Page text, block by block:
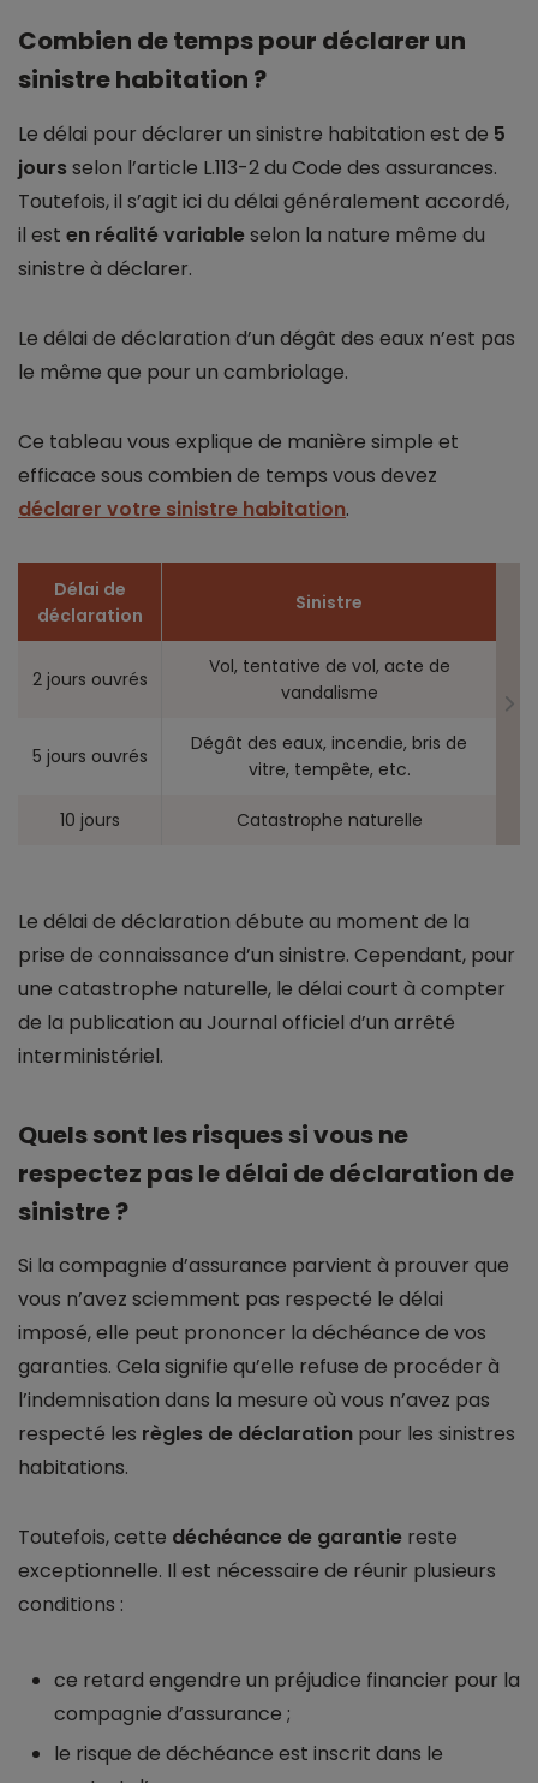
Combien de temps pour déclarer un
sinistre habitation ?
Le délai pour déclarer un sinistre habitation est de 5
joursselon l’article L.113-2 du Code des assurances.
Toutefois, il s’agit ici du délai généralement accordé,
il est en réalité variableselon la nature même du
sinistre à déclarer.
Le délai de déclaration d’un dégât des eaux n’est pas
le même que pour un cambriolage.
Ce tableau vous explique de manière simple et
efficace sous combien de temps vous devez
déclarer votre sinistre habitation.
Délai de
déclaration
Sinistre
2 jours ouvrés
Vol, tentative de vol, acte de
vandalisme
5 jours ouvrés
Dégât des eaux, incendie, bris de
vitre, tempête, etc.
10 jours Catastrophe naturelle
Le délai de déclaration débute au moment de la
prise de connaissance d’un sinistre. Cependant, pour
une catastrophe naturelle, le délai court à compter
de la publication au Journal officiel d’un arrêté
interministériel.
Quels sont les risques si vous ne
respectez pas le délai de déclaration de
sinistre ?
Si la compagnie d’assurance parvient à prouver que
vous n’avez sciemment pas respecté le délai
imposé, elle peut prononcer la déchéance de vos
garanties. Cela signifie qu’elle refuse de procéder à
l’indemnisation dans la mesure où vous n’avez pas
respecté les règles de déclaration pour les sinistres
habitations.
Toutefois, cette déchéance de garantie reste
exceptionnelle. Il est nécessaire de réunir plusieurs
conditions :
ce retard engendre un préjudice financier pour la
compagnie d’assurance ;
le risque de déchéance est inscrit dans le